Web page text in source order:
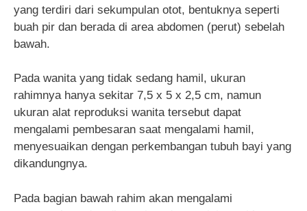
yang terdiri dari sekumpulan otot, bentuknya seperti
buah pir dan berada di area abdomen (perut) sebelah
bawah.
Pada wanita yang tidak sedang hamil, ukuran
rahimnya hanya sekitar 7,5 x 5 x 2,5 cm, namun
ukuran alat reproduksi wanita tersebut dapat
mengalami pembesaran saat mengalami hamil,
menyesuaikan dengan perkembangan tubuh bayi yang
dikandungnya.
Pada bagian bawah rahim akan mengalami